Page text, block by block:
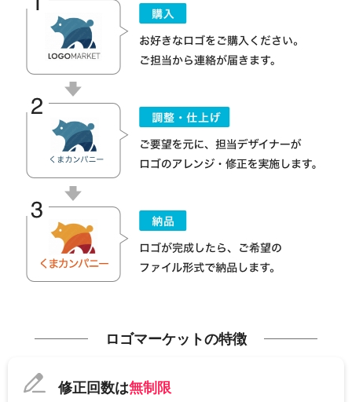
ロゴマーケットの特徴
修正回数は無制限